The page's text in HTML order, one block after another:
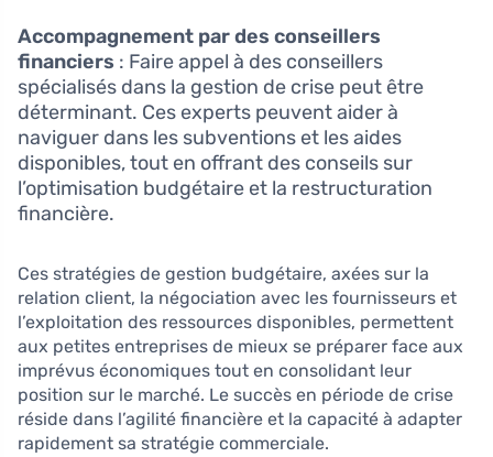
Accompagnement par des conseillers
financiers : Faire appel à des conseillers
spécialisés dans la gestion de crise peut être
déterminant. Ces experts peuvent aider à
naviguer dans les subventions et les aides
disponibles, tout en offrant des conseils sur
l’optimisation budgétaire et la restructuration
financière.
Ces stratégies de gestion budgétaire, axées sur la
relation client, la négociation avec les fournisseurs et
l’exploitation des ressources disponibles, permettent
aux petites entreprises de mieux se préparer face aux
imprévus économiques tout en consolidant leur
position sur le marché. Le succès en période de crise
réside dans l’agilité financière et la capacité à adapter
rapidement sa stratégie commerciale.